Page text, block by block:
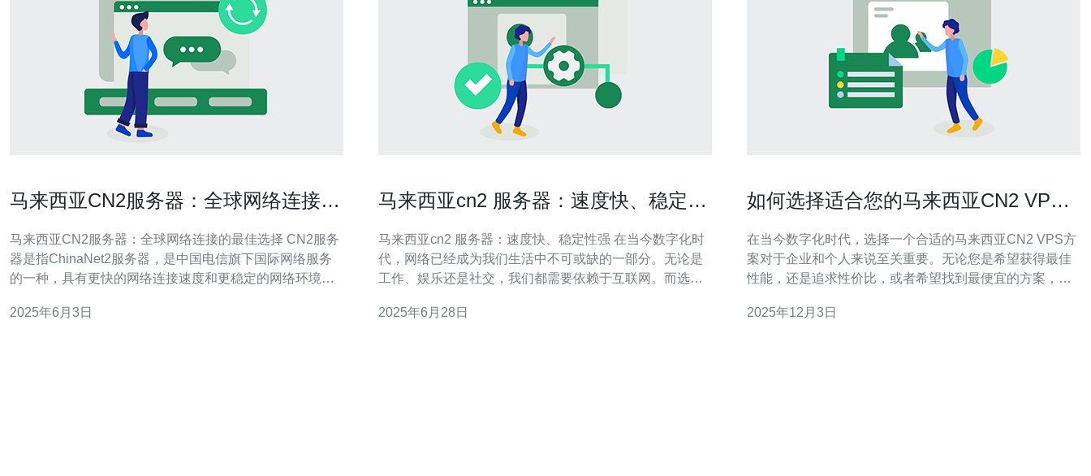
马来西亚CN2服务器：全球网络连接的
马来西亚CN2服务器：全球网络连接的最佳选择 CN2服务
器是指ChinaNet2服务器，是中国电信旗下国际网络服务
的一种，具有更快的网络连接速度和更稳定的网络环境。
企业和个人用户的首选。 马来西亚CN2服务器具有以下几
2025年6月3日
马来西亚cn2 服务器：速度快、稳定性
马来西亚cn2 服务器：速度快、稳定性强 在当今数字化时
代，网络已经成为我们生活中不可或缺的一部分。无论是
工作、娱乐还是社交，我们都需要依赖于互联网。而选择
亚cn2服务器就是一种优秀的选择。 马来西亚cn2服务器以
2025年6月28日
如何选择适合您的马来西亚CN2 VPS
在当今数字化时代，选择一个合适的马来西亚CN2 VPS方
案对于企业和个人来说至关重要。无论您是希望获得最佳
性能，还是追求性价比，或者希望找到最便宜的方案，了
您提供全面的评测和建议，帮助您选择最适合的CN2 VPS
2025年12月3日